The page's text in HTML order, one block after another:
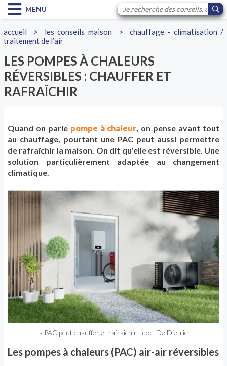
MENU
accueil > les conseils maison > chauffage - climatisation /
traitement de l’air
LES POMPES À CHALEURS
RÉVERSIBLES : CHAUFFER ET
RAFRAÎCHIR
Quand on parle pompe à chaleur, on pense avant tout
au chauffage, pourtant une PAC peut aussi permettre
de rafraîchir la maison. On dit qu'elle est réversible. Une
solution particulièrement adaptée au changement
climatique.
La PAC peut chauffer et rafraîchir - doc. De Dietrich
Les pompes à chaleurs (PAC) air-air réversibles